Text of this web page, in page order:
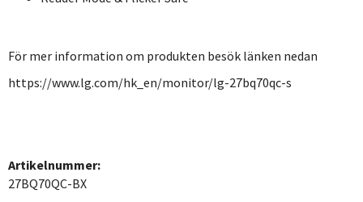
För mer information om produkten besök länken nedan
https://www.lg.com/hk_en/monitor/lg-27bq70qc-s
Artikelnummer:
27BQ70QC-BX